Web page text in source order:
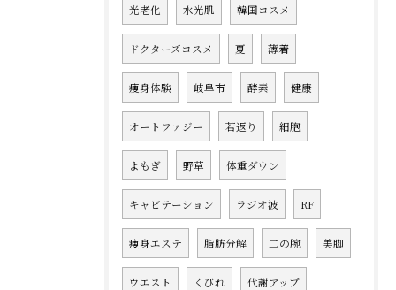
光老化 水光肌 韓国コスメ
ドクターズコスメ 夏 薄着
痩身体験 岐阜市 酵素 健康
オートファジー 若返り 細胞
よもぎ 野草 体重ダウン
キャビテーション ラジオ波 RF
痩身エステ 脂肪分解 二の腕 美脚
ウエスト くびれ 代謝アップ